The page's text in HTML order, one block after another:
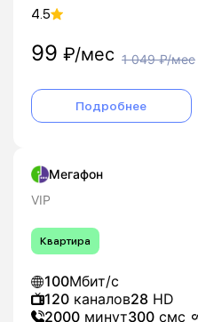
4.5
99 ₽/мес 1 049₽/мес
Подробнее
Мегафон
VIP
Квартира
100Мбит/с
120 каналов28 HD
2000 минут300 смс